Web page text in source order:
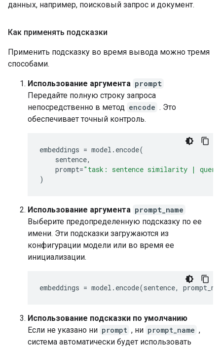
данных, например, поисковый запрос и документ.
Как применять подсказки
Применить подсказку во время вывода можно тремя
способами.
Использование аргумента prompt
Передайте полную строку запроса
непосредственно в метод encode . Это
обеспечивает точный контроль.
embeddings = model . encode(
sentence,
prompt="task: sentence similarity |
)
Использование аргумента prompt_name
Выберите предопределенную подсказку по ее
имени. Эти подсказки загружаются из
конфигурации модели или во время ее
инициализации.
embeddings = model . encode(sentence,
Использование подсказки по умолчанию
Если не указано ни prompt , ни prompt_name ,
система автоматически будет использовать